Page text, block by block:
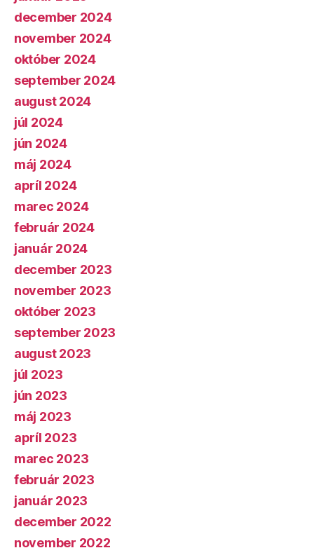
december 2024
november 2024
október 2024
september 2024
august 2024
júl 2024
jún 2024
máj 2024
apríl 2024
marec 2024
február 2024
január 2024
december 2023
november 2023
október 2023
september 2023
august 2023
júl 2023
jún 2023
máj 2023
apríl 2023
marec 2023
február 2023
január 2023
december 2022
november 2022